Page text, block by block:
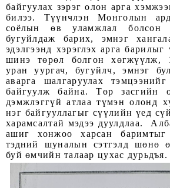
байгуулах зэрэг олон арга
билээ. Түүнчлэн Монголын
соёлын өв уламжлал болсон
бугуйлдаж барих, эмнэг
эдэлгээнд хэрэглэх арга
шинэ төрөл болгон хөгжүүлж,
уран уургач, бугуйлч, эмнэг
аварга шалгаруулах
байгуулж байна. Төр засгийн
дэмжлэггүй атлаа түмэн олонд
нэг байгууллагыг сүүлийн үед
харамсалтай мэдээ дуулдлаа.
ашиг хонжоо харсан баримтыг
тэдний шуналын сэтгэлд шөнө
буй өмчийн талаар цухас дурьдъя.